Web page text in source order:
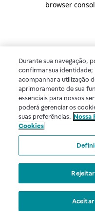
browser
Durante sua navegação,
confirmar sua identidade;
acompanhar a utilização
aprimoramento de sua
essenciais para nossos
poderá gerenciar os
suas preferências. Nossa
Cookies
Aceitar